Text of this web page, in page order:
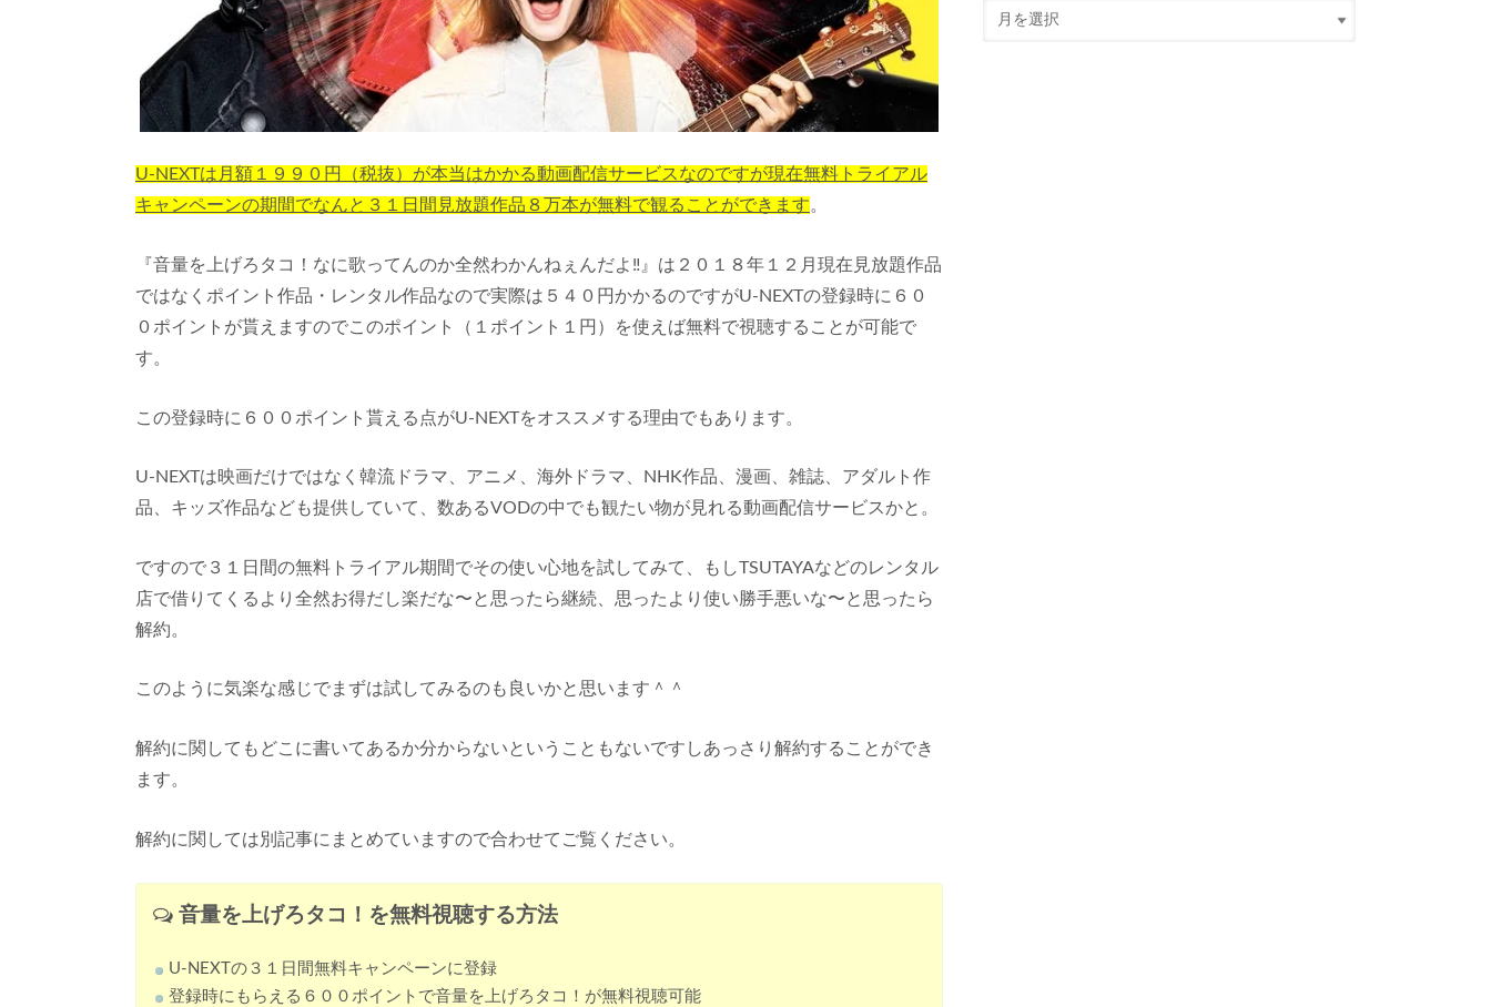
U-NEXTは月額１９９０円（税抜）が本当はかかる動画配信サービスなのですが現在無料トライアル
キャンペーンの期間でなんと３１日間見放題作品８万本が無料で観ることができます。
『音量を上げろタコ！なに歌ってんのか全然わかんねぇんだよ‼』は２０１８年１２月現在見放題作品
ではなくポイント作品・レンタル作品なので実際は５４０円かかるのですがU-NEXTの登録時に６０
０ポイントが貰えますのでこのポイント（１ポイント１円）を使えば無料で視聴することが可能で
す。
この登録時に６００ポイント貰える点がU-NEXTをオススメする理由でもあります。
U-NEXTは映画だけではなく韓流ドラマ、アニメ、海外ドラマ、NHK作品、漫画、雑誌、アダルト作
品、キッズ作品なども提供していて、数あるVODの中でも観たい物が見れる動画配信サービスかと。
ですので３１日間の無料トライアル期間でその使い心地を試してみて、もしTSUTAYAなどのレンタル
店で借りてくるより全然お得だし楽だな〜と思ったら継続、思ったより使い勝手悪いな〜と思ったら
解約。
このように気楽な感じでまずは試してみるのも良いかと思います＾＾
解約に関してもどこに書いてあるか分からないということもないですしあっさり解約することができ
ます。
解約に関しては別記事にまとめていますので合わせてご覧ください。
音量を上げろタコ！ を無料視聴する方法
U-NEXTの３１日間無料キャンペーンに登録
登録時にもらえる６００ポイントで音量を上げろタコ！が無料視聴可能